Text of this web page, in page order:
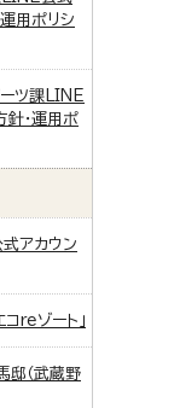
用ポリシ
ツ課LINE
針・運用ポ
アカウン
reゾート」
邸（武蔵野